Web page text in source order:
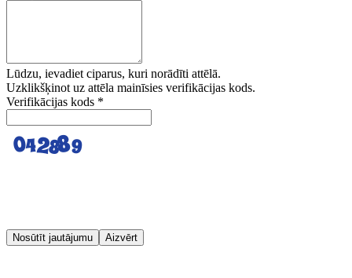
Lūdzu, ievadiet ciparus, kuri norādīti attēlā.
Uzklikšķinot uz attēla mainīsies verifikācijas kods.
Verifikācijas kods *
Nosūtīt jautājumu Aizvērt